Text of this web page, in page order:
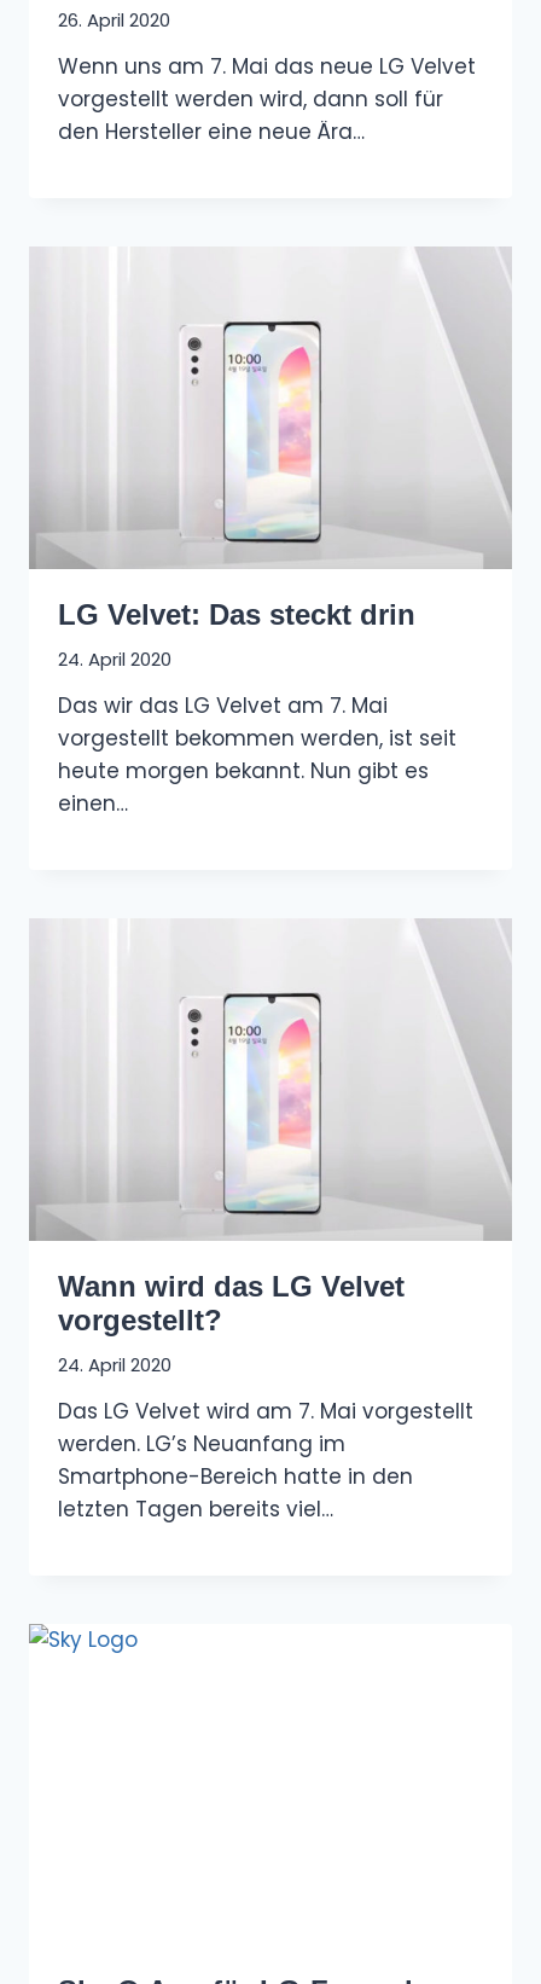
26. April 2020
Wenn uns am 7. Mai das neue LG Velvet
vorgestellt werden wird, dann soll für
den Hersteller eine neue Ära…
LG Velvet: Das steckt drin
24. April 2020
Das wir das LG Velvet am 7. Mai
vorgestellt bekommen werden, ist seit
heute morgen bekannt. Nun gibt es
einen…
Wann wird das LG Velvet
vorgestellt?
24. April 2020
Das LG Velvet wird am 7. Mai vorgestellt
werden. LG’s Neuanfang im
Smartphone-Bereich hatte in den
letzten Tagen bereits viel…